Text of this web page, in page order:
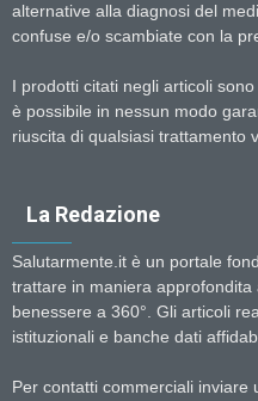
alternative alla diagnosi del
confuse e/o scambiate con la
I prodotti citati negli articoli
è possibile in nessun modo
riuscita di qualsiasi trattamento
La Redazione
Salutarmente.it è un portale
trattare in maniera
benessere a 360°. Gli articoli
istituzionali e banche dati
Per contatti commerciali inviare